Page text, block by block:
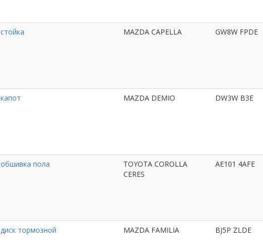
стойка MAZDA CAPELLA GW8W FPDE
капот MAZDA DEMIO DW3W B3E
обшивка пола
TOYOTA COROLLA
CERES
AE101 4AFE
диск тормозной MAZDA FAMILIA BJ5P ZLDE